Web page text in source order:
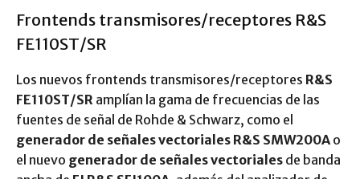
Frontends transmisores/receptores R&S
FE110ST/SR
Los nuevos frontends transmisores/receptores R&S
FE110ST/SR amplían la gama de frecuencias de las
fuentes de señal de Rohde & Schwarz, como el
generador de señales vectoriales R&S SMW200A o
el nuevo generador de señales vectoriales de banda